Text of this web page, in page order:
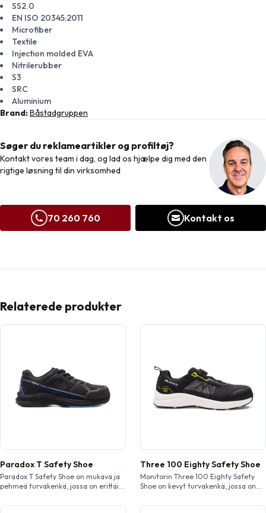
SS2.0
EN ISO 20345:2011
Microfiber
Textile
Injection molded EVA
Nitrilerubber
S3
SRC
Aluminium
Brand:Båstadgruppen
Søger du reklameartikler og profiltøj?
Kontakt vores team i dag, og lad os hjælpe dig med den
rigtige løsning til din virksomhed
70 260 760 Kontakt os
Relaterede produkter
Paradox T Safety Shoe
Paradox T Safety Shoe on mukava ja
pehmeä turvakenkä, jossa on erittäin
kestävä Hypertex-päällinen,
Three 100 Eighty Safety Shoe
Monitorin Three 100 Eighty Safety
Shoe on kevyt turvakenkä, jossa on
naulaanastumissuoja. Varustettu